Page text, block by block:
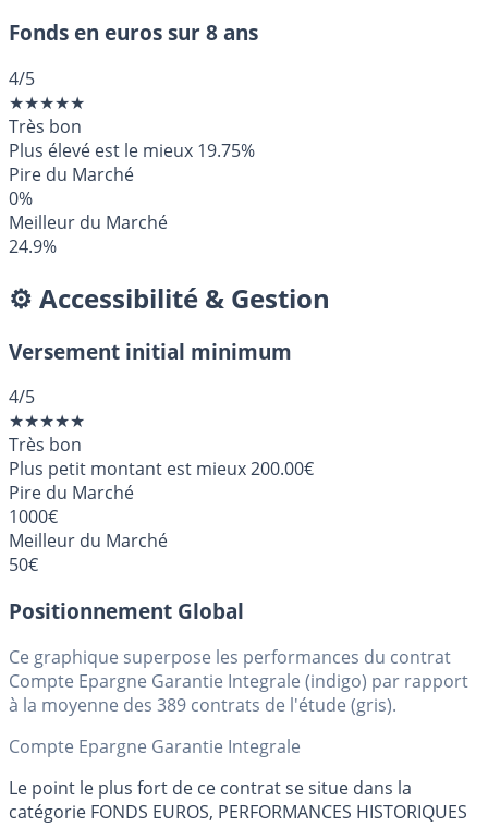
Fonds en euros sur 8 ans
4/5
★★★★★
Très bon
Plus élevé est le mieux 19.75%
Pire du Marché
0%
Meilleur du Marché
24.9%
⚙️ Accessibilité & Gestion
Versement initial minimum
4/5
★★★★★
Très bon
Plus petit montant est mieux200.00€
Pire du Marché
1000€
Meilleur du Marché
50€
Positionnement Global
Ce graphique superpose les performances du contrat
Compte Epargne Garantie Integrale (indigo) par rapport
à la moyenne des 389 contrats de l'étude (gris).
Compte Epargne Garantie Integrale
Le point le plus fort de ce contrat se situe dans la
catégorie FONDS EUROS, PERFORMANCES HISTORIQUES